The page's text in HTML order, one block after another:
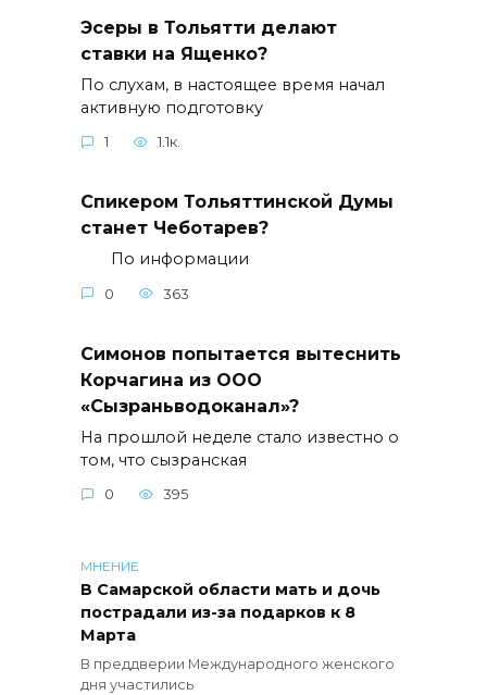
Эсеры в Тольятти делают
ставки на Ященко?
По слухам, в настоящее время начал
активную подготовку
1 1.1к.
Спикером Тольяттинской Думы
станет Чеботарев?
По информации
0 363
Симонов попытается вытеснить
Корчагина из ООО
«Сызраньводоканал»?
На прошлой неделе стало известно о
том, что сызранская
0 395
МНЕНИЕ
В Самарской области мать и дочь
пострадали из-за подарков к 8
Марта
В преддверии Международного женского
дня участились